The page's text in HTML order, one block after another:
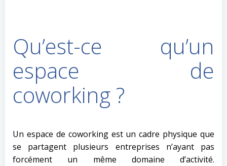
Qu’est-ce qu’un
espace de
coworking ?
Un espace de coworking est un cadre physique que
se partagent plusieurs entreprises n’ayant pas
forcément un même domaine d’activité.